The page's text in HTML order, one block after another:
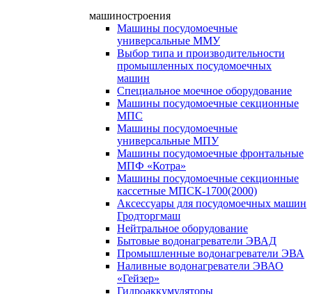
машиностроения
Машины посудомоечные
универсальные ММУ
Выбор типа и производительности
промышленных посудомоечных
машин
Специальное моечное оборудование
Машины посудомоечные секционные
МПС
Машины посудомоечные
универсальные МПУ
Машины посудомоечные фронтальные
МПФ «Котра»
Машины посудомоечные секционные
кассетные МПСК-1700(2000)
Аксессуары для посудомоечных машин
Гродторгмаш
Нейтральное оборудование
Бытовые водонагреватели ЭВАД
Промышленные водонагреватели ЭВА
Наливные водонагреватели ЭВАО
«Гейзер»
Гидроаккумуляторы